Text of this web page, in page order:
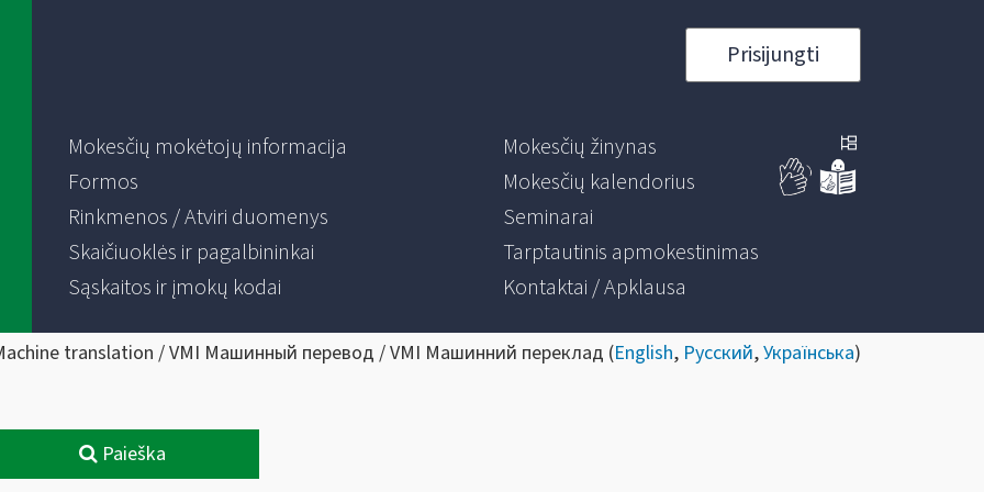
Prisijungti
Mokesčių mokėtojų informacija
Formos
Rinkmenos / Atviri duomenys
Skaičiuoklės ir pagalbininkai
Sąskaitos ir įmokų kodai
Mokesčių žinynas
Mokesčių kalendorius
Seminarai
Tarptautinis apmokestinimas
Kontaktai / Apklausa
translation / VMI Машинный перевод / VMI Машинний переклад (English, Русский,Українська)
Paieška